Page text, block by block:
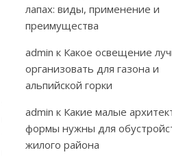
лапах: виды, применение и
преимущества
admin к Какое освещение
организовать для газона и
альпийской горки
admin к Какие малые
формы нужны для
жилого района